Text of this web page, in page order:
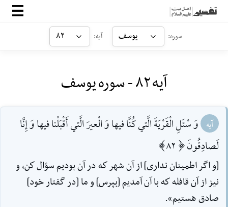
صفحه‌اصلی
ارتباط با ما
سوره: یوسف آیه: ۸۲
آیه ۸۲ - سوره یوسف
آیه وَ سْئَلِ الْقَرْيَةَ الَّتي كُنَّا فيها وَ الْعيرَ الَّتي أَقْبَلْنا فيها وَ إِنَّا
لَصادِقُونَ [82]
[و اگر اطمينان ندارى] از آن شهر كه در آن بوديم سؤال كن، و
نيز از آن قافله كه با آن آمديم [بپرس] و ما [در گفتار خود]
صادق هستيم».